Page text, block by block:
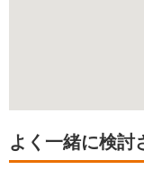
よく一緒に検討